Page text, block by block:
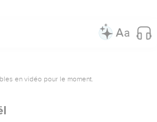
en vidéo pour le moment.